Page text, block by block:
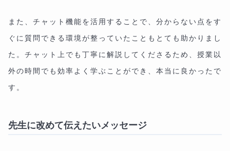
また、チャット機能を活用することで、分からない点をす
ぐに質問できる環境が整っていたこともとても助かりまし
た。チャット上でも丁寧に解説してくださるため、授業以
外の時間でも効率よく学ぶことができ、本当に良かったで
す。
先生に改めて伝えたいメッセージ